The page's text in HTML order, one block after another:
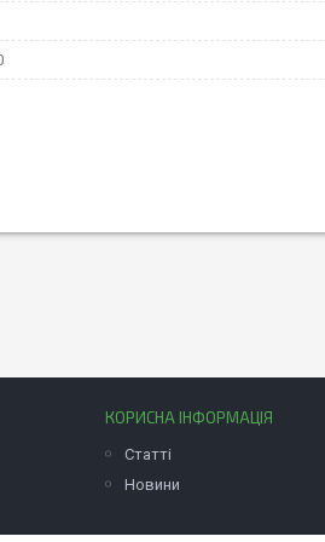
КОРИСНА ІНФОРМАЦІЯ
Статті
Новини